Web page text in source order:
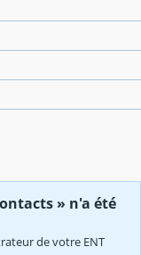
» n'a été
de votre ENT